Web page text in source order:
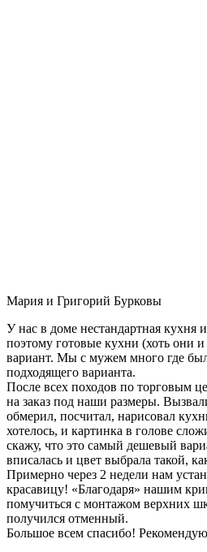
Мария и Григорий Бурковы
У нас в доме нестандартная кухня
поэтому готовые кухни (хоть они
вариант. Мы с мужем много где
подходящего варианта.
После всех походов по торговым
на заказ под наши размеры.
обмерил, посчитал, нарисовал
хотелось, и картинка в голове
скажу, что это самый дешевый
вписалась и цвет выбрала такой,
Примерно через 2 недели нам
красавицу! «Благодаря» нашим
помучиться с монтажом верхних
получился отменный.
Большое всем спасибо!